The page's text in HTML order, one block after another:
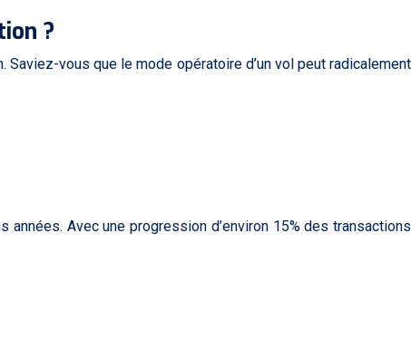
?
vous que le mode opératoire d’un vol peut radicalement
Avec une progression d’environ 15% des transactions